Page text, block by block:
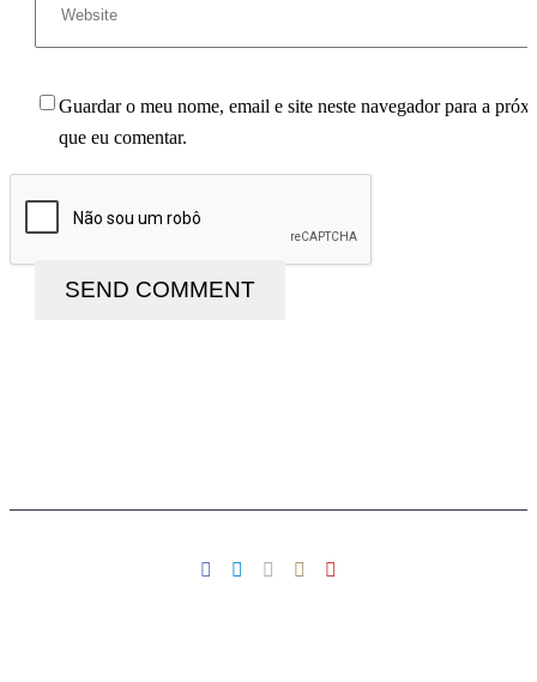
Guardar o meu nome, email e site neste navegador para a
que eu comentar.
SEND COMMENT